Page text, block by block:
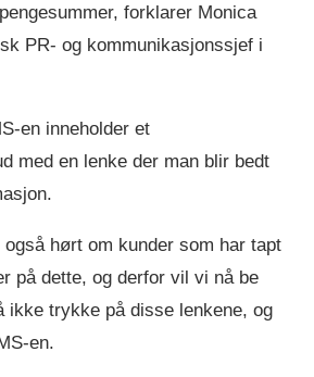
forklarer Monica
PR- og kommunikasjonssjef i
en inneholder et
med en lenke der man blir bedt
hørt om kunder som har tapt
på dette, og derfor vil vi nå be
ikke trykke på disse lenkene, og
en.